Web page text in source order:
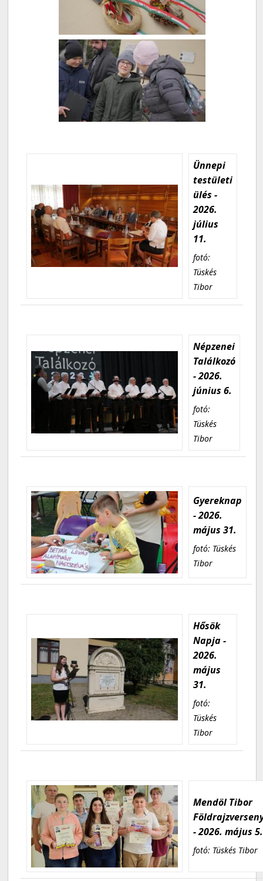
Ünnepi
testületi
ülés -
2026.
július
11.
fotó:
Tüskés
Tibor
Népzenei
Találkozó
- 2026.
június 6.
fotó:
Tüskés
Tibor
Gyereknap
- 2026.
május 31.
fotó: Tüskés
Tibor
Hősök
Napja -
2026.
május
31.
fotó:
Tüskés
Tibor
Mendöl Tibor
- 2026. május 5.
fotó: Tüskés Tibor